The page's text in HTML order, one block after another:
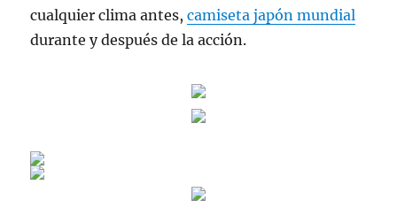
cualquier clima antes,camiseta japón mundial
durante y después de la acción.